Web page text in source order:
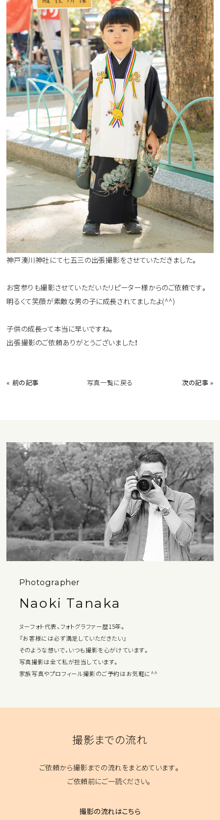
神戸湊川神社にて七五三の出張撮影をさせていただきました。
お宮参りも撮影させていただいたリピーター様からのご依頼です。
明るくて笑顔が素敵な男の子に成長されてましたよ(^^)
子供の成長って本当に早いですね。
出張撮影のご依頼ありがとうございました！
« 前の記事 写真一覧に戻る 次の記事 »
Photographer
Naoki Tanaka
ヌーフォト代表、フォトグラファー歴15年。
『お客様には必ず満足していただきたい』
そのような想いで、いつも撮影を心がけています。
写真撮影は全て私が担当しています。
家族写真やプロフィール撮影のご予約はお気軽に^^
撮影までの流れ
ご依頼から撮影までの流れをまとめています。
ご依頼前にご一読ください。
撮影の流れはこちら